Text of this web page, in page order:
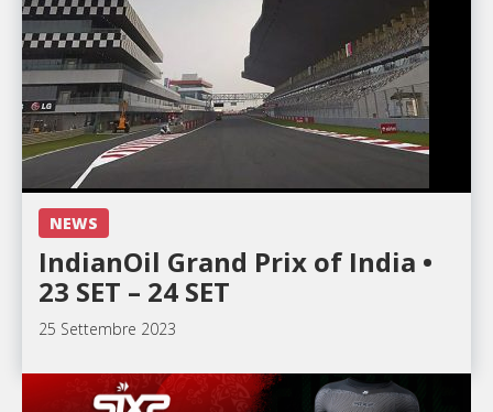
NEWS
IndianOil Grand Prix of India •
23 SET – 24 SET
25 Settembre 2023